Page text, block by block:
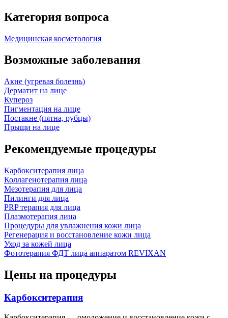
Категория вопроса
Медицинская косметология
Возможные заболевания
Акне (угревая болезнь)
Дерматит на лице
Купероз
Пигментация на лице
Постакне (пятна, рубцы)
Прыщи на лице
Рекомендуемые процедуры
Карбокситерапия лица
Коллагенотерапия лица
Мезотерапия для лица
Пилинги для лица
PRP терапия для лица
Плазмотерапия лица
Процедуры для увлажнения кожи лица
Регенерация и восстановление кожи лица
Уход за кожей лица
Фототерапия ФДТ лица аппаратом REVIXAN
Цены на процедуры
Карбокситерапия